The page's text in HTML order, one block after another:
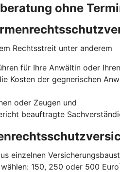
ohne
Rechtsstreit unter anderem
für Ihre Anwältin oder
Kosten der gegnerischen
oder Zeugen und
beauftragte
einzelnen
150, 250 oder 500 Euro